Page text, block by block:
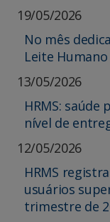
19/05/2026
No mês
Leite
13/05/2026
HRMS:
nível de
12/05/2026
HRMS
usuários
trimestre de